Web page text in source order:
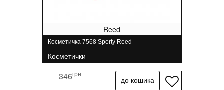
Reed
Косметичка 7568 Sporty Reed
Косметички
346грн